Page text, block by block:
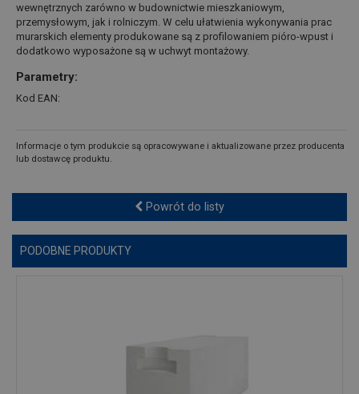
wewnętrznych zarówno w budownictwie mieszkaniowym,
przemysłowym, jak i rolniczym. W celu ułatwienia wykonywania prac
murarskich elementy produkowane są z profilowaniem pióro-wpust i
dodatkowo wyposażone są w uchwyt montażowy.
Parametry:
Kod EAN:
Informacje o tym produkcie są opracowywane i aktualizowane przez producenta
lub dostawcę produktu.
Powrót do listy
PODOBNE PRODUKTY